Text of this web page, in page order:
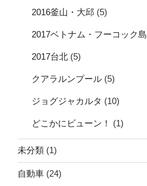
2016釜山・大邱 (5)
2017ベトナム・フーコック島
2017台北 (5)
クアラルンプール (5)
ジョグジャカルタ (10)
どこかにビューン！ (1)
未分類 (1)
自動車 (24)